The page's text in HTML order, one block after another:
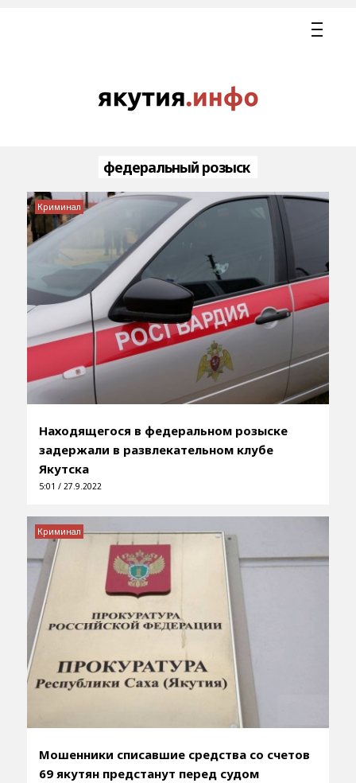
федеральный розыск
Находящегося в федеральном розыске
задержали в развлекательном клубе
Якутска
5:01 / 27.9.2022
Криминал
Мошенники списавшие средства со счетов
69 якутян предстанут перед судом
Криминал